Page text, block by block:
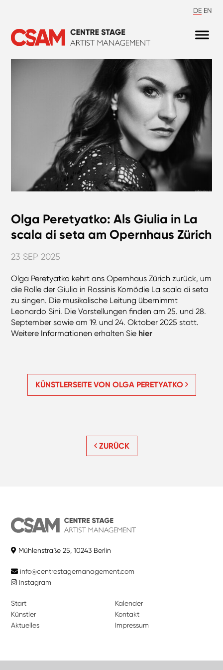
DE EN
Olga Peretyatko: Als Giulia in La
scala di seta am Opernhaus Zürich
23 SEP 2025
Olga Peretyatko kehrt ans Opernhaus Zürich zurück, um
die Rolle der Giulia in Rossinis Komödie La scala di seta
zu singen. Die musikalische Leitung übernimmt
Leonardo Sini. Die Vorstellungen finden am 25. und 28.
September sowie am 19. und 24. Oktober 2025 statt.
Weitere Informationen erhalten Sie hier
KÜNSTLERSEITE VON OLGA PERETYATKO
ZURÜCK
Mühlenstraße 25, 10243 Berlin
info@centrestagemanagement.com
Instagram
Start
Künstler
Aktuelles
Kalender
Kontakt
Impressum